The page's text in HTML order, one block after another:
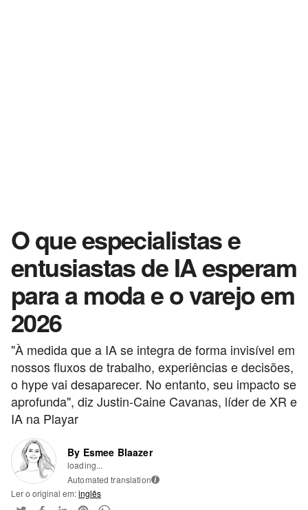
O que especialistas e
entusiastas de IA esperam
para a moda e o varejo em
2026
"À medida que a IA se integra de forma invisível em
nossos fluxos de trabalho, experiências e decisões,
o hype vai desaparecer. No entanto, seu impacto se
aprofunda", diz Justin-Caine Cavanas, líder de XR e
IA na Playar
By Esmee Blaazer
loading...
Automated translation i
Ler o original em:inglês